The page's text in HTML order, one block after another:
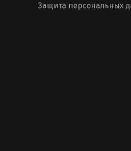
Защита персональных